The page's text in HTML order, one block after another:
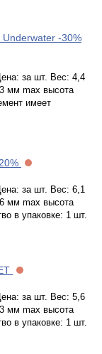
Underwater -30%
за шт. Вес: 4,4
мм max высота
имеет
за шт. Вес: 6,1
мм max высота
в упаковке: 1 шт.
за шт. Вес: 5,6
мм max высота
в упаковке: 1 шт.